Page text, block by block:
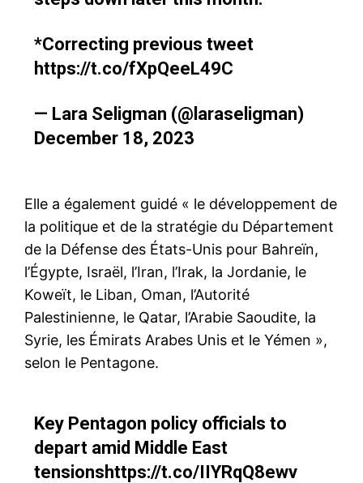
*Correcting previous tweet
https://t.co/fXpQeeL49C
— Lara Seligman (@laraseligman)
December 18, 2023
Elle a également guidé « le développement de
la politique et de la stratégie du Département
de la Défense des États-Unis pour Bahreïn,
l’Égypte, Israël, l’Iran, l’Irak, la Jordanie, le
Koweït, le Liban, Oman, l’Autorité
Palestinienne, le Qatar, l’Arabie Saoudite, la
Syrie, les Émirats Arabes Unis et le Yémen »,
selon le Pentagone.
Key Pentagon policy officials to
depart amid Middle East
tensions https://t.co/IIYRqQ8ewv